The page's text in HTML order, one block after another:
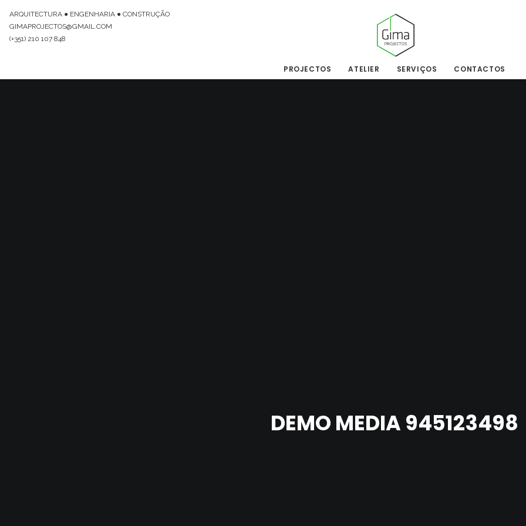
ARQUITECTURA ● ENGENHARIA ● CONSTRUÇÃO
GIMAPROJECTOS@GMAIL.COM
(+351) 210 107 848
PROJECTOS ATELIER SERVIÇOS CONTACTOS
DEMO MEDIA 945123498